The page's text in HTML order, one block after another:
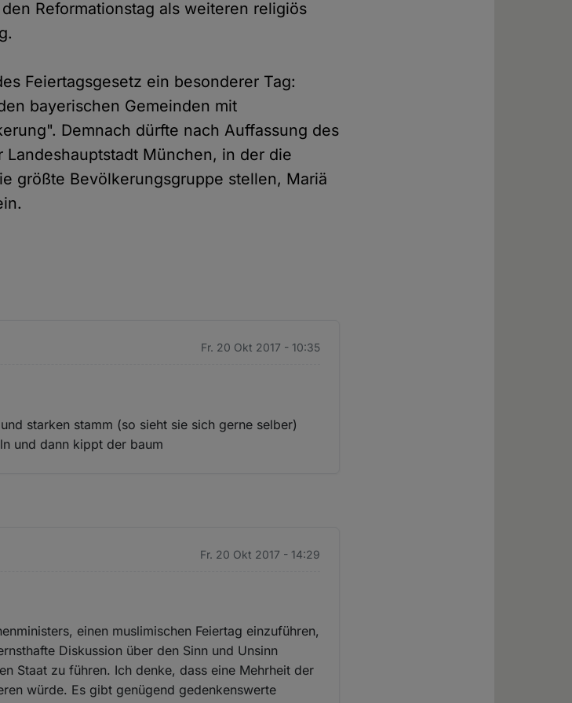
Reformationstag als weiteren religiös
Feiertagsgesetz ein besonderer Tag:
bayerischen Gemeinden mit
Demnach dürfte nach Auffassung des
München, in der die
größte Bevölkerungsgruppe stellen, Mariä
Fr. 20 Okt 2017 - 10:35
starken stamm (so sieht sie sich gerne selber)
und dann kippt der baum
Fr. 20 Okt 2017 - 14:29
einen muslimischen Feiertag einzuführen,
Diskussion über den Sinn und Unsinn
Staat zu führen. Ich denke, dass eine Mehrheit der
würde. Es gibt genügend gedenkenswerte